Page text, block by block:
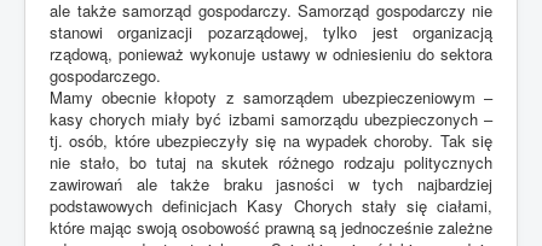
ale także samorząd gospodarczy. Samorząd gospodarczy nie
stanowi organizacji pozarządowej, tylko jest organizacją
rządową, ponieważ wykonuje ustawy w odniesieniu do sektora
gospodarczego.
Mamy obecnie kłopoty z samorządem ubezpieczeniowym –
kasy chorych miały być izbami samorządu ubezpieczonych –
tj. osób, które ubezpieczyły się na wypadek choroby. Tak się
nie stało, bo tutaj na skutek różnego rodzaju politycznych
zawirowań ale także braku jasności w tych najbardziej
podstawowych definicjach Kasy Chorych stały się ciałami,
które mając swoją osobowość prawną są jednocześnie zależne